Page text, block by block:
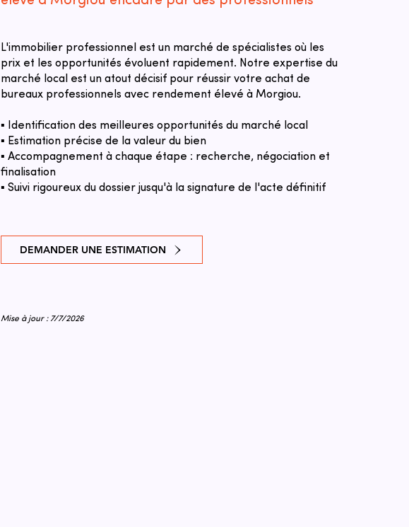
L'immobilier professionnel est un marché de spécialistes où les
prix et les opportunités évoluent rapidement. Notre expertise du
marché local est un atout décisif pour réussir votre achat de
bureaux professionnels avec rendement élevé à Morgiou.
▪ Identification des meilleures opportunités du marché local
▪ Estimation précise de la valeur du bien
▪ Accompagnement à chaque étape : recherche, négociation et
finalisation
▪ Suivi rigoureux du dossier jusqu'à la signature de l'acte définitif
DEMANDER UNE ESTIMATION
Mise à jour : 7/7/2026